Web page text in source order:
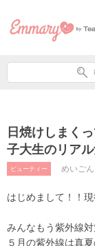
日焼けしまく
子大生のリア
ビューティー めいごん
はじめまして！！
みんなもう紫外線
５月の紫外線は真